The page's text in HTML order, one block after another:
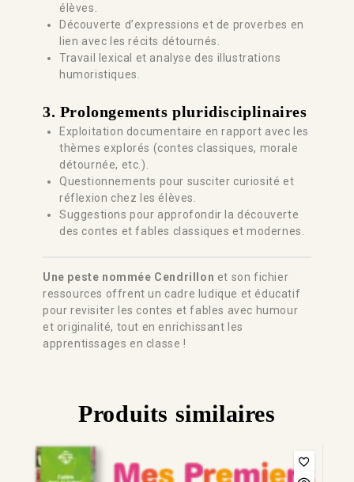
élèves.
Découverte d’expressions et de proverbes en
lien avec les récits détournés.
Travail lexical et analyse des illustrations
humoristiques.
3. Prolongements pluridisciplinaires
Exploitation documentaire en rapport avec les
thèmes explorés (contes classiques, morale
détournée, etc.).
Questionnements pour susciter curiosité et
réflexion chez les élèves.
Suggestions pour approfondir la découverte
des contes et fables classiques et modernes.
Une peste nommée Cendrillon et son fichier
ressources offrent un cadre ludique et éducatif
pour revisiter les contes et fables avec humour
et originalité, tout en enrichissant les
apprentissages en classe !
Produits similaires